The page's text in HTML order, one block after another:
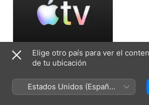
Aceptar prueba gratuita
7 días gratis, luego USD 6,99 al mes.
Elige otro país para ver el
de tu ubicación
Estados Unidos (Español
México)